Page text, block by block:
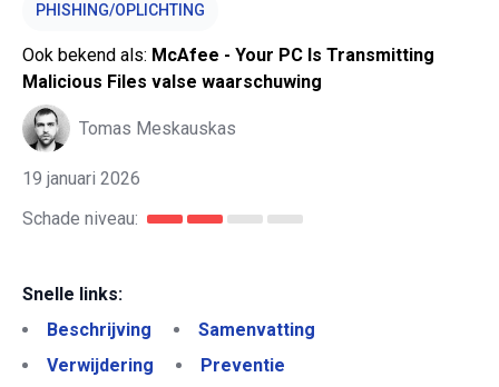
PHISHING/OPLICHTING
Ook bekend als: McAfee - Your PC Is Transmitting
Malicious Files valse waarschuwing
Tomas Meskauskas
19 januari 2026
Schade niveau:
Snelle links:
Beschrijving
Samenvatting
Verwijdering
Preventie